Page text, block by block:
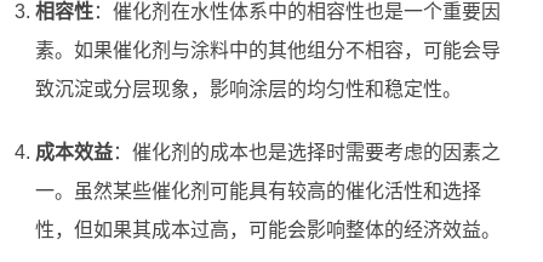
相容性：催化剂在水性体系中的相容性也是一个重要因
素。如果催化剂与涂料中的其他组分不相容，可能会导
致沉淀或分层现象，影响涂层的均匀性和稳定性。
成本效益：催化剂的成本也是选择时需要考虑的因素之
一。虽然某些催化剂可能具有较高的催化活性和选择
性，但如果其成本过高，可能会影响整体的经济效益。